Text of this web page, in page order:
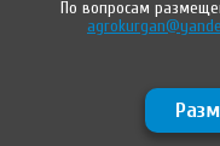
По вопросам